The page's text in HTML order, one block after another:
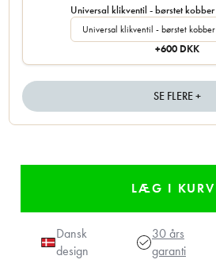
Universal klikventil - børstet kobber
+600 DKK
SE FLERE +
Dansk
design
30 års
garanti